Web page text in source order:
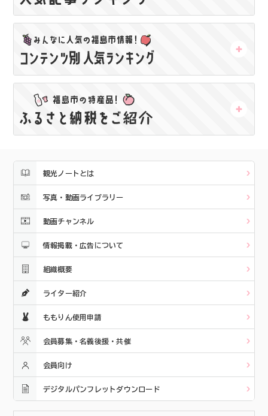
観光ノートとは
写真・動画ライブラリー
動画チャンネル
情報掲載・広告について
組織概要
ライター紹介
ももりん使用申請
会員募集・名義後援・共催
会員向け
デジタルパンフレットダウンロード